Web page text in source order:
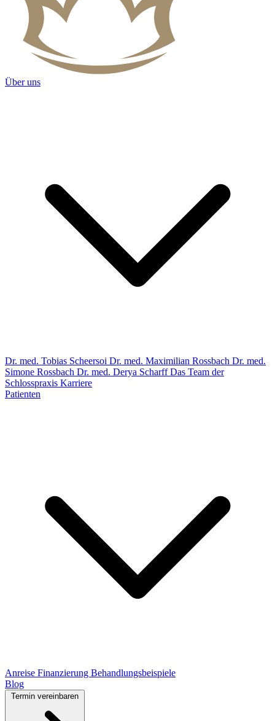
Über uns
Dr. med. Tobias Scheersoi Dr. med. Maximilian Rossbach Dr. med.
Simone Rossbach Dr. med. Derya ScharffDas Team der
Schlosspraxis Karriere
Patienten
Anreise Finanzierung Behandlungsbeispiele
Blog